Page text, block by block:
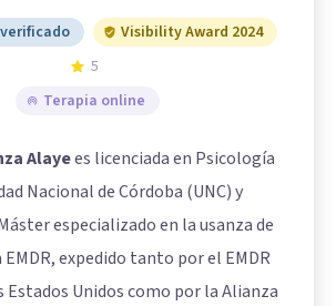
Visibility Award 2024
5
Terapia online
Alayees licenciada en Psicología
Nacional de Córdoba (UNC) y
especializado en la usanza de
expedido tanto por el EMDR
Unidos como por la Alianza